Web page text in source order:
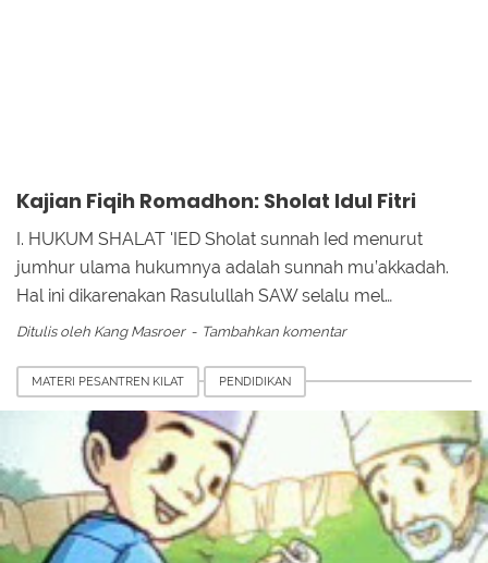
Kajian Fiqih Romadhon: Sholat Idul Fitri
I. HUKUM SHALAT 'IED Sholat sunnah Ied menurut
jumhur ulama hukumnya adalah sunnah mu’akkadah.
Hal ini dikarenakan Rasulullah SAW selalu mel…
Ditulis oleh Kang Masroer Tambahkan komentar
MATERI PESANTREN KILAT PENDIDIKAN